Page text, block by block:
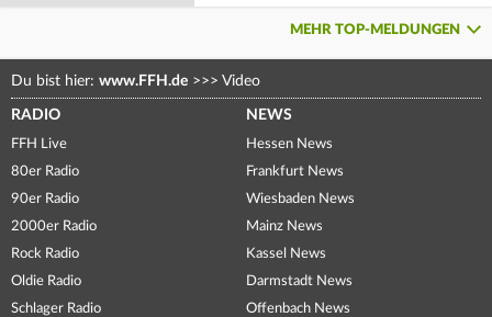
MEHR TOP-MELDUNGEN
Du bist hier: www.FFH.de >>> Video
RADIO
FFH Live
80er Radio
90er Radio
2000er Radio
Rock Radio
Oldie Radio
Schlager Radio
NEWS
Hessen News
Frankfurt News
Wiesbaden News
Mainz News
Kassel News
Darmstadt News
Offenbach News